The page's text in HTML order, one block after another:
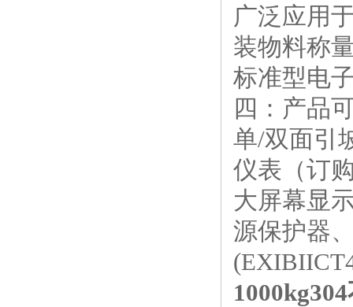
广泛应用
装物料称
标准型电
四：产品
单/双面引
仪表（订
大屏幕显
源保护器